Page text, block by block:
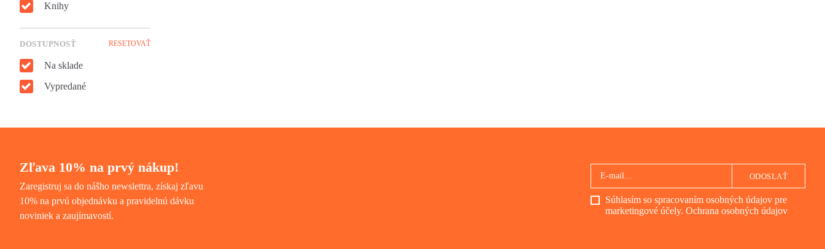
Knihy
DOSTUPNOSŤ RESETOVAŤ
Na sklade
Vypredané
Zľava 10% na prvý nákup!
Zaregistruj sa do nášho newslettra, získaj zľavu
10% na prvú objednávku a pravidelnú dávku
noviniek a zaujímavostí.
Súhlasím so spracovaním osobných údajov pre
marketingové účely. Ochrana osobných údajov
ODOSLAŤ